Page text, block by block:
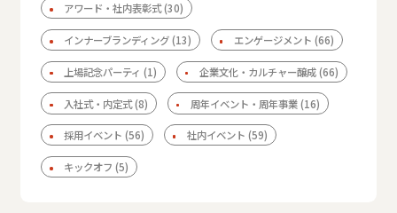
アワード・社内表彰式(30)
インナーブランディング(13) エンゲージメント (66)
上場記念パーティ (1) 企業文化・カルチャー醸成(66)
入社式・内定式(8) 周年イベント・周年事業(16)
採用イベント (56) 社内イベント (59)
キックオフ (5)